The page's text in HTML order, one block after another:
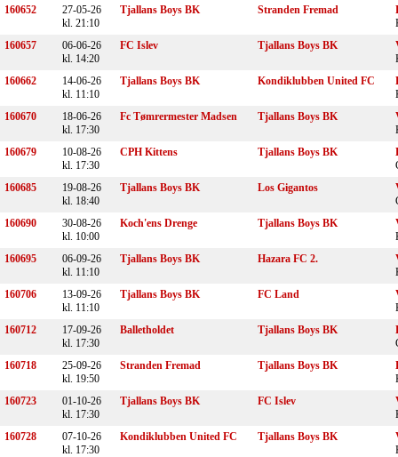
160652
27-05-26
kl. 21:10
Tjallans Boys BK Stranden Fremad
160657
06-06-26
kl. 14:20
FC Islev Tjallans Boys BK
160662
14-06-26
kl. 11:10
Tjallans Boys BK Kondiklubben United FC
160670
18-06-26
kl. 17:30
Fc Tømrermester Madsen Tjallans Boys BK
160679
10-08-26
kl. 17:30
CPH Kittens Tjallans Boys BK
160685
19-08-26
kl. 18:40
Tjallans Boys BK Los Gigantos
160690
30-08-26
kl. 10:00
Koch'ens Drenge Tjallans Boys BK
160695
06-09-26
kl. 11:10
Tjallans Boys BK Hazara FC 2.
160706
13-09-26
kl. 11:10
Tjallans Boys BK FC Land
160712
17-09-26
kl. 17:30
Balletholdet Tjallans Boys BK
160718
25-09-26
kl. 19:50
Stranden Fremad Tjallans Boys BK
160723
01-10-26
kl. 17:30
Tjallans Boys BK FC Islev
160728
07-10-26
kl. 17:30
Kondiklubben United FC Tjallans Boys BK